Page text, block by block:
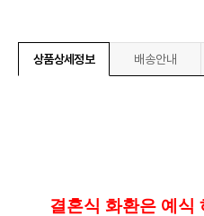
상품상세정보 배송안내
결혼식 화환은 예식